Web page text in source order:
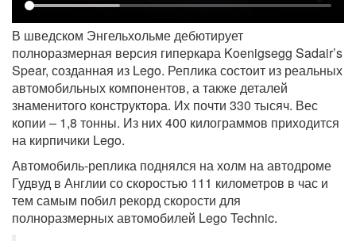
В шведском Энгельхольме дебютирует
полноразмерная версия гиперкара Koenigsegg Sadair’s
Spear, созданная из Lego. Реплика состоит из реальных
автомобильных компонентов, а также деталей
знаменитого конструктора. Их почти 330 тысяч. Вес
копии – 1,8 тонны. Из них 400 килограммов приходится
на кирпичики Lego.
Автомобиль-реплика поднялся на холм на автодроме
Гудвуд в Англии со скоростью 111 километров в час и
тем самым побил рекорд скорости для
полноразмерных автомобилей Lego Technic.